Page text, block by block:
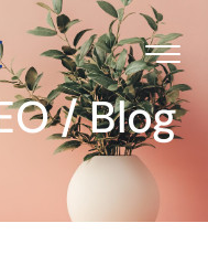
/ Blog